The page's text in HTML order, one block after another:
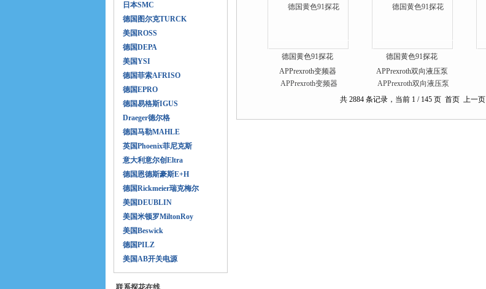
日本SMC
德国图尔克TURCK
美国ROSS
德国DEPA
美国YSI
德国菲索AFRISO
德国EPRO
德国易格斯IGUS
Draeger德尔格
德国马勒MAHLE
英国Phoenix菲尼克斯
意大利意尔创Eltra
德国恩德斯豪斯E+H
德国Rickmeier瑞克梅尔
美国DEUBLIN
美国米顿罗MiltonRoy
美国Beswick
德国PILZ
美国AB开关电源
联系探花在线
德国黄色91探花
APPrexroth变频器
德国黄色91探花
APPrexroth双向液压泵
共 2884 条记录，当前 1 / 145 页 首页 上一页